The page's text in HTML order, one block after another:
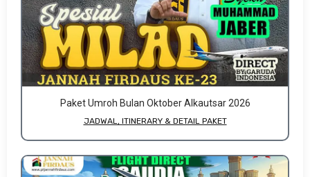
Paket Umroh Bulan Oktober Alkautsar 2026
JADWAL, ITINERARY & DETAIL PAKET